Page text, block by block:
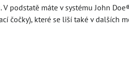
podstatě máte v systému John
čočky), které se liší také v dalších